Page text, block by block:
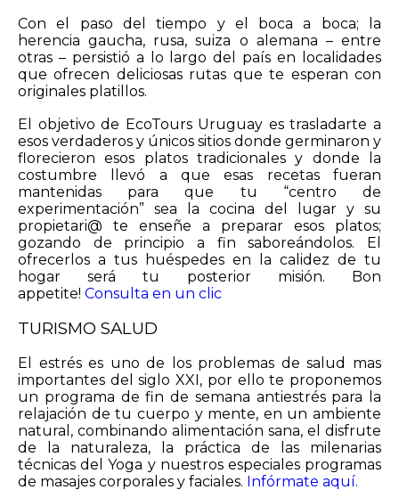
Con el paso del tiempo y el boca a boca; la
herencia gaucha, rusa, suiza o alemana – entre
otras – persistió a lo largo del país en localidades
que ofrecen deliciosas rutas que te esperan con
originales platillos.
El objetivo de EcoTours Uruguay es trasladarte a
esos verdaderos y únicos sitios donde germinaron y
florecieron esos platos tradicionales y donde la
costumbre llevó a que esas recetas fueran
mantenidas para que tu “centro de
experimentación” sea la cocina del lugar y su
propietari@ te enseñe a preparar esos platos;
gozando de principio a fin saboreándolos. El
ofrecerlos a tus huéspedes en la calidez de tu
hogar será tu posterior misión. Bon
appetite! Consulta en un clic
TURISMO SALUD
El estrés es uno de los problemas de salud mas
importantes del siglo XXI, por ello te proponemos
un programa de fin de semana antiestrés para la
relajación de tu cuerpo y mente, en un ambiente
natural, combinando alimentación sana, el disfrute
de la naturaleza, la práctica de las milenarias
técnicas del Yoga y nuestros especiales programas
de masajes corporales y faciales. Infórmate aquí.